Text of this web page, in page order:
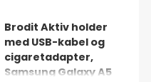
Brodit Aktiv holder
med USB-kabel og
cigaretadapter,
Samsung Galaxy A5